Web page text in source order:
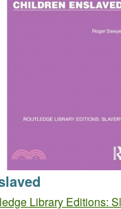
Library Editions: